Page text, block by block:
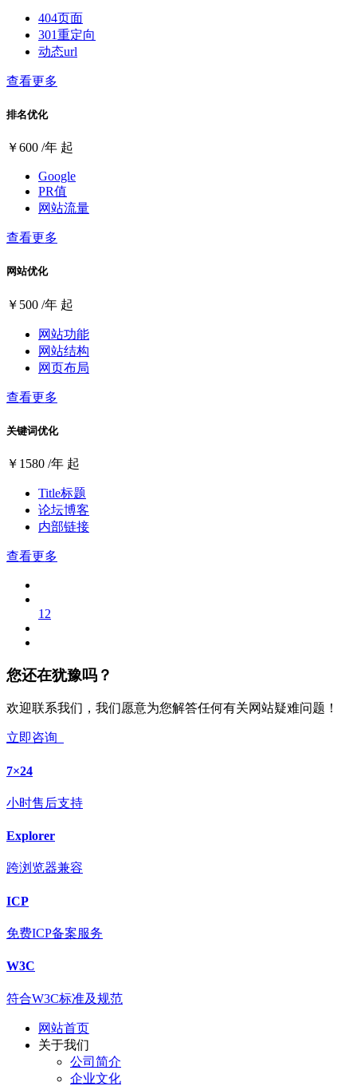
404页面
301重定向
动态url
查看更多
排名优化
￥600 /年 起
Google
PR值
网站流量
查看更多
网站优化
￥ 500 /年 起
网站功能
网站结构
网页布局
查看更多
关键词优化
￥ 1580 /年 起
Title标题
论坛博客
内部链接
查看更多
1 2
您还在犹豫吗？
欢迎联系我们，我们愿意为您解答任何有关网站疑难问题！
立即咨询
7×24
小时售后支持
Explorer
跨浏览器兼容
ICP
免费ICP备案服务
W3C
符合W3C标准及规范
网站首页
关于我们
公司简介
企业文化